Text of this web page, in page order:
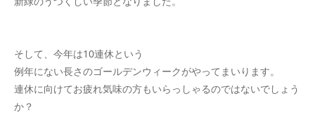
そして、今年は10連休という
例年にない長さのゴールデンウィークがやってまいります。
連休に向けてお疲れ気味の方もいらっしゃるのではないでしょう
か？